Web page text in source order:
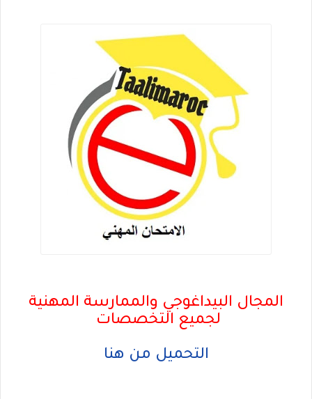
المجال البيداغوجي والممارسة المهنية
لجميع التخصصات
التحميل من هنا